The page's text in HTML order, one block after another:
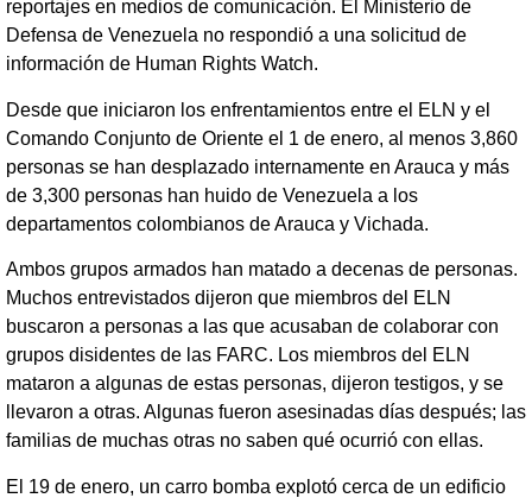
reportajes en medios de comunicación. El Ministerio de
Defensa de Venezuela no respondió a una solicitud de
información de Human Rights Watch.
Desde que iniciaron los enfrentamientos entre el ELN y el
Comando Conjunto de Oriente el 1 de enero, al menos 3,860
personas se han desplazado internamente en Arauca y más
de 3,300 personas han huido de Venezuela a los
departamentos colombianos de Arauca y Vichada.
Ambos grupos armados han matado a decenas de personas.
Muchos entrevistados dijeron que miembros del ELN
buscaron a personas a las que acusaban de colaborar con
grupos disidentes de las FARC. Los miembros del ELN
mataron a algunas de estas personas, dijeron testigos, y se
llevaron a otras. Algunas fueron asesinadas días después; las
familias de muchas otras no saben qué ocurrió con ellas.
El 19 de enero, un carro bomba explotó cerca de un edificio